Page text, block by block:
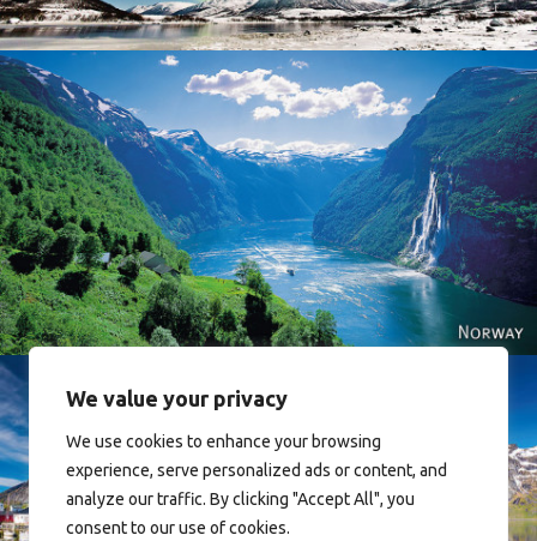
We value your privacy
We use cookies to enhance your browsing
experience, serve personalized ads or content, and
analyze our traffic. By clicking "Accept All", you
consent to our use of cookies.
Norway
Reine - Lofoten, Nord Norge. North Norway.